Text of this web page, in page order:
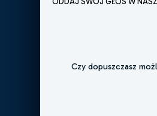
Czy dopuszczasz